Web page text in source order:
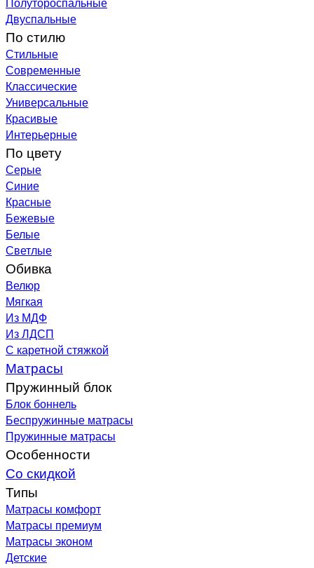
Двуспальные
По стилю
Стильные
Современные
Классические
Универсальные
Красивые
Интерьерные
По цвету
Серые
Синие
Красные
Бежевые
Белые
Светлые
Обивка
Велюр
Мягкая
Из МДФ
Из ЛДСП
С каретной стяжкой
Матрасы
Пружинный блок
Блок боннель
Беспружинные матрасы
Пружинные матрасы
Особенности
Со скидкой
Типы
Матрасы комфорт
Матрасы премиум
Матрасы эконом
Детские